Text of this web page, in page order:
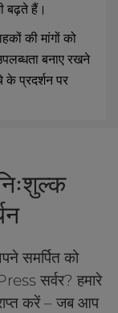
बढ़ते हैं।
की मांगों को
बनाए रखने
के प्रदर्शन पर
समर्पित को
सर्वर? हमारे
करें – जब आप